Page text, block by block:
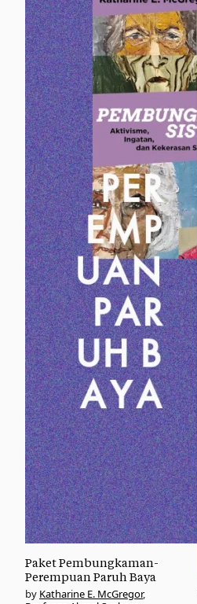
Paket Pembungkaman-
Perempuan Paruh Baya
Katharine E. McGregor,